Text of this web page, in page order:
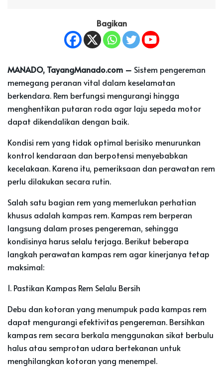
Bagikan
MANADO, TayangManado.com – Sistem pengereman
memegang peranan vital dalam keselamatan
berkendara. Rem berfungsi mengurangi hingga
menghentikan putaran roda agar laju sepeda motor
dapat dikendalikan dengan baik.
Kondisi rem yang tidak optimal berisiko menurunkan
kontrol kendaraan dan berpotensi menyebabkan
kecelakaan. Karena itu, pemeriksaan dan perawatan rem
perlu dilakukan secara rutin.
Salah satu bagian rem yang memerlukan perhatian
khusus adalah kampas rem. Kampas rem berperan
langsung dalam proses pengereman, sehingga
kondisinya harus selalu terjaga. Berikut beberapa
langkah perawatan kampas rem agar kinerjanya tetap
maksimal:
1. Pastikan Kampas Rem Selalu Bersih
Debu dan kotoran yang menumpuk pada kampas rem
dapat mengurangi efektivitas pengereman. Bersihkan
kampas rem secara berkala menggunakan sikat berbulu
halus atau semprotan udara bertekanan untuk
menghilangkan kotoran yang menempel.